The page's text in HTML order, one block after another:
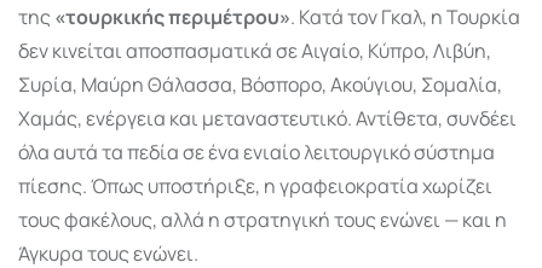
της «τουρκικής περιμέτρου». Κατά τον Γκαλ, η Τουρκία
δεν κινείται αποσπασματικά σε Αιγαίο, Κύπρο, Λιβύη,
Συρία, Μαύρη Θάλασσα, Βόσπορο, Ακούγιου, Σομαλία,
Χαμάς, ενέργεια και μεταναστευτικό. Αντίθετα, συνδέει
όλα αυτά τα πεδία σε ένα ενιαίο λειτουργικό σύστημα
πίεσης. Όπως υποστήριξε, η γραφειοκρατία χωρίζει
τους φακέλους, αλλά η στρατηγική τους ενώνει — και η
Άγκυρα τους ενώνει.